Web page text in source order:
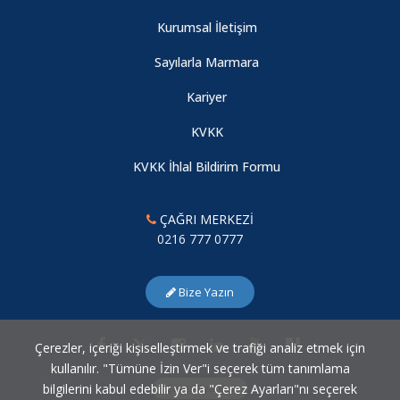
KONFERANS / "21.YÜZYILIN İKİNCİ ÇEYREĞİNE GİRERKEN
TÜRKİYE VE DÜNYA EKONOMİSİ"
10.08.2026
Kurumsal İletişim
Sayılarla Marmara
Kariyer
KVKK
KVKK İhlal Bildirim Formu
ÇAĞRI MERKEZİ
0216 777 0777
Bize Yazın
Çerez Ayarları
Çerezler, içeriği kişiselleştirmek ve trafiği analiz etmek için
kullanılır. "Tümüne İzin Ver"i seçerek tüm tanımlama
bilgilerini kabul edebilir ya da "Çerez Ayarları"nı seçerek